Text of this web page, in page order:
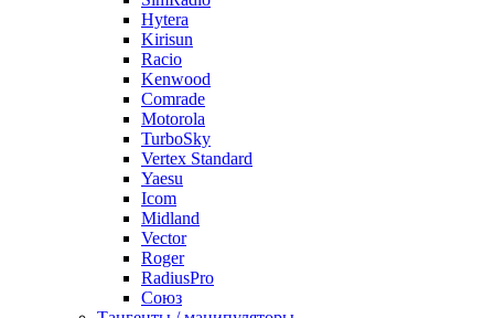
Hytera
Kirisun
Racio
Kenwood
Comrade
Motorola
TurboSky
Vertex Standard
Yaesu
Icom
Midland
Vector
Roger
RadiusPro
Союз